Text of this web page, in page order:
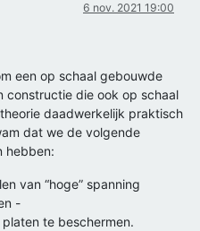
6 nov. 2021 19:00
een op schaal gebouwde
constructie die ook op schaal
daadwerkelijk praktisch
dat we de volgende
hebben:
van “hoge” spanning
-
te beschermen.